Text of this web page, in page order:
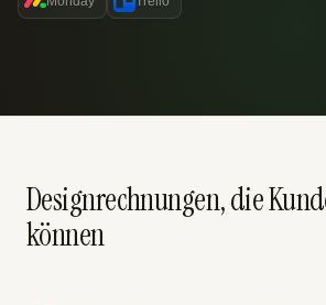
Designrechnungen, die
können